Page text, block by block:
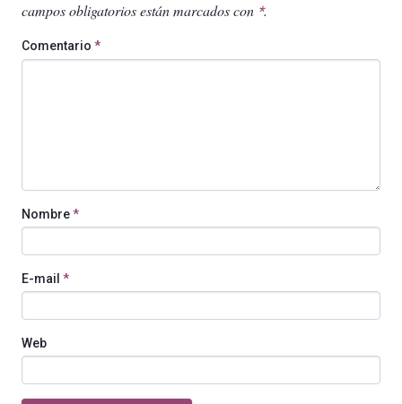
campos obligatorios están marcados con *.
Comentario *
Nombre*
E-mail *
Web